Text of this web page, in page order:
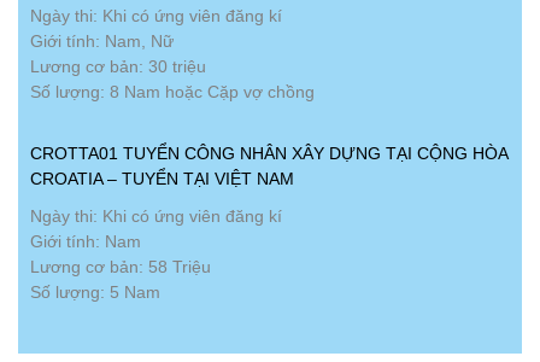
Ngày thi: Khi có ứng viên đăng kí
Giới tính: Nam, Nữ
Lương cơ bản: 30 triệu
Số lượng: 8 Nam hoặc Cặp vợ chồng
CROTTA01 TUYỂN CÔNG NHÂN XÂY DỰNG TẠI CỘNG HÒA
CROATIA – TUYỂN TẠI VIỆT NAM
Ngày thi: Khi có ứng viên đăng kí
Giới tính: Nam
Lương cơ bản: 58 Triệu
Số lượng: 5 Nam